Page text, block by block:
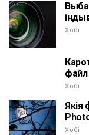
Хобі
Хобі
Якія
Хобі